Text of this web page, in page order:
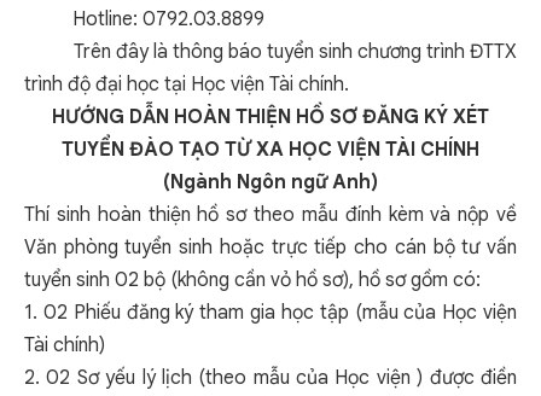
Hotline: 0792.03.8899
Trên đây là thông báo tuyển sinh chương trình ĐTTX
trình độ đại học tại Học viện Tài chính.
HƯỚNG DẪN HOÀN THIỆN HỒ SƠ ĐĂNG KÝ XÉT
TUYỂN ĐÀO TẠO TỪ XA HỌC VIỆN TÀI CHÍNH
(Ngành Ngôn ngữ Anh)
Thí sinh hoàn thiện hồ sơ theo mẫu đính kèm và nộp về
Văn phòng tuyển sinh hoặc trực tiếp cho cán bộ tư vấn
tuyển sinh 02 bộ (không cần vỏ hồ sơ), hồ sơ gồm có:
1. 02 Phiếu đăng ký tham gia học tập (mẫu của Học viện
Tài chính)
2. 02 Sơ yếu lý lịch (theo mẫu của Học viện ) được điền